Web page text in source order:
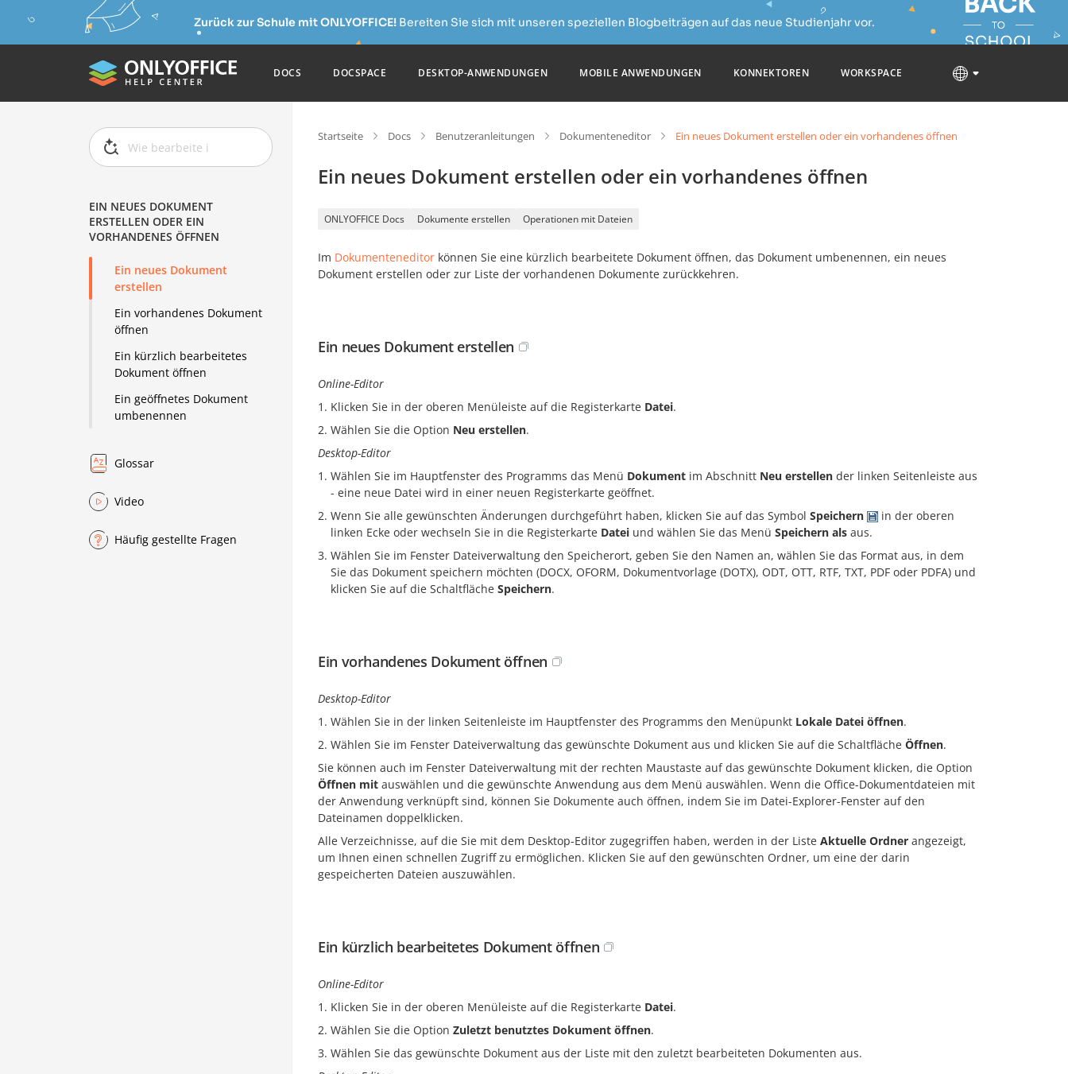
Zurück zur Schule mit ONLYOFFICE!Bereiten Sie sich mit unseren speziellen Blogbeiträgen auf das neue Studienjahr vor.
DOCS DOCSPACE DESKTOP-ANWENDUNGEN MOBILE ANWENDUNGEN KONNEKTOREN WORKSPACE
EIN NEUES DOKUMENT
ERSTELLEN ODER EIN
VORHANDENES ÖFFNEN
Ein neues Dokument
erstellen
Ein vorhandenes Dokument
öffnen
Ein kürzlich bearbeitetes
Dokument öffnen
Ein geöffnetes Dokument
umbenennen
Glossar
Video
Häufig gestellte Fragen
Startseite Docs Benutzeranleitungen Dokumenteneditor Ein neues Dokument erstellen oder ein vorhandenes öffnen
Ein neues Dokument erstellen oder ein vorhandenes öffnen
ONLYOFFICE Docs Dokumente erstellen Operationen mit Dateien
Im Dokumenteneditor können Sie eine kürzlich bearbeitete Dokument öffnen, das Dokument umbenennen, ein neues
Dokument erstellen oder zur Liste der vorhandenen Dokumente zurückkehren.
Ein neues Dokument erstellen
Online-Editor
Klicken Sie in der oberen Menüleiste auf die Registerkarte Datei.
Wählen Sie die Option Neu erstellen.
Desktop-Editor
Wählen Sie im Hauptfenster des Programms das Menü Dokument im Abschnitt Neu erstellen der linken Seitenleiste aus
- eine neue Datei wird in einer neuen Registerkarte geöffnet.
Wenn Sie alle gewünschten Änderungen durchgeführt haben, klicken Sie auf das Symbol Speichern
in der oberen
linken Ecke oder wechseln Sie in die Registerkarte Datei und wählen Sie das Menü Speichern als aus.
Wählen Sie im Fenster Dateiverwaltung den Speicherort, geben Sie den Namen an, wählen Sie das Format aus, in dem
Sie das Dokument speichern möchten (DOCX, OFORM, Dokumentvorlage (DOTX), ODT, OTT, RTF, TXT, PDF oder PDFA) und
klicken Sie auf die Schaltfläche Speichern.
Ein vorhandenes Dokument öffnen
Desktop-Editor
Wählen Sie in der linken Seitenleiste im Hauptfenster des Programms den Menüpunkt Lokale Datei öffnen.
Wählen Sie im Fenster Dateiverwaltung das gewünschte Dokument aus und klicken Sie auf die Schaltfläche Öffnen.
Sie können auch im Fenster Dateiverwaltung mit der rechten Maustaste auf das gewünschte Dokument klicken, die Option
Öffnen mit auswählen und die gewünschte Anwendung aus dem Menü auswählen. Wenn die Office-Dokumentdateien mit
der Anwendung verknüpft sind, können Sie Dokumente auch öffnen, indem Sie im Datei-Explorer-Fenster auf den
Dateinamen doppelklicken.
Alle Verzeichnisse, auf die Sie mit dem Desktop-Editor zugegriffen haben, werden in der Liste Aktuelle Ordner angezeigt,
um Ihnen einen schnellen Zugriff zu ermöglichen. Klicken Sie auf den gewünschten Ordner, um eine der darin
gespeicherten Dateien auszuwählen.
Ein kürzlich bearbeitetes Dokument öffnen
Online-Editor
Klicken Sie in der oberen Menüleiste auf die Registerkarte Datei.
Wählen Sie die Option Zuletzt benutztes Dokument öffnen.
Wählen Sie das gewünschte Dokument aus der Liste mit den zuletzt bearbeiteten Dokumenten aus.